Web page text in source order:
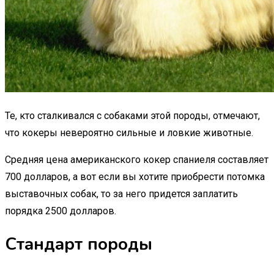
Те, кто сталкивался с собаками этой породы, отмечают,
что кокеры невероятно сильные и ловкие животные.
Средняя цена американского кокер спаниеля составляет
700 долларов, а вот если вы хотите приобрести потомка
выставочных собак, то за него придется заплатить
порядка 2500 долларов.
Стандарт породы